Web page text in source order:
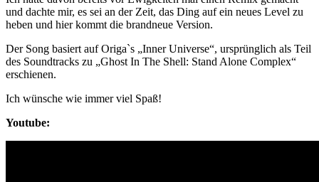
und dachte mir, es sei an der Zeit, das Ding auf ein neues Level zu
heben und hier kommt die brandneue Version.
Der Song basiert auf Origa`s „Inner Universe“, ursprünglich als Teil
des Soundtracks zu „Ghost In The Shell: Stand Alone Complex“
erschienen.
Ich wünsche wie immer viel Spaß!
Youtube: